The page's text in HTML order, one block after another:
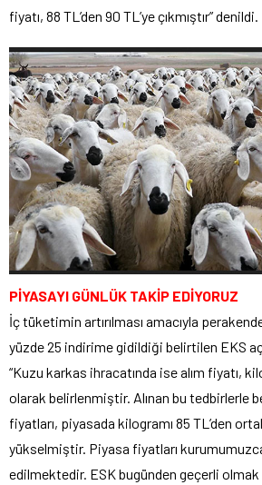
fiyatı, 88 TL’den 90 TL’ye çıkmıştır” denildi.
PİYASAYI GÜNLÜK TAKİP EDİYORUZ
İç tüketimin artırılması amacıyla
yüzde 25 indirime gidildiği belirtilen EKS
“Kuzu karkas ihracatında ise alım fiyatı,
olarak belirlenmiştir. Alınan bu tedbirlerle
fiyatları, piyasada kilogramı 85 TL’den
yükselmiştir. Piyasa fiyatları
edilmektedir. ESK bugünden geçerli olmak